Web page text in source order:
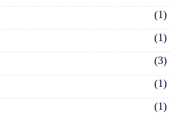
(1)
(1)
(3)
(1)
(1)